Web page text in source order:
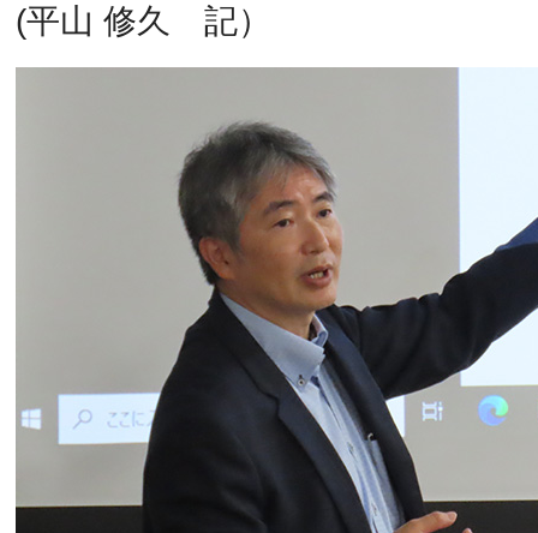
(平山 修久 記）